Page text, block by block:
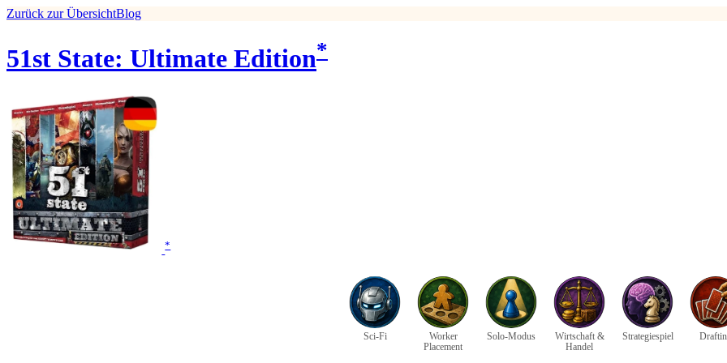
Zurück zur ÜbersichtBlog
51st State: Ultimate Edition*
*
Sci-Fi
Worker
Placement
Solo-Modus
Wirtschaft &
Handel
Strategiespiel